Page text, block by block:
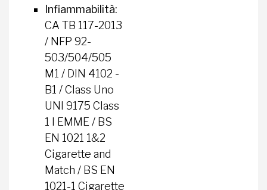
Infiammabilità:
CA TB 117-2013
/ NFP 92-
503/504/505
M1 / DIN 4102 -
B1 / Class Uno
UNI 9175 Class
1 I EMME / BS
EN 1021 1&2
Cigarette and
Match / BS EN
1021-1 Cigarette